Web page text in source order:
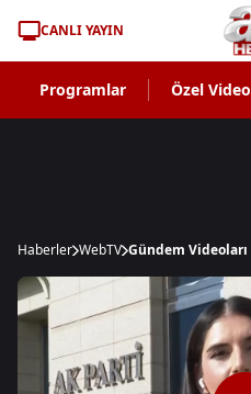
CANLI YAYIN
Programlar Özel Video
Haberler WebTV Gündem Videoları